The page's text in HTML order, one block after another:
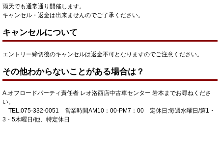
雨天でも通常通り開催します。
キャンセル・返金は出来ませんのでご了承ください。
キャンセルについて
エントリー締切後のキャンセルは返金不可となりますのでご注意ください。
その他わからないことがある場合は？
A.オフロードパーティ責任者 レオ洛西店中古車センター 岩本までお尋ねくださ
い。
TEL.075-332-0051 営業時間AM10：00-PM7：00 定休日:毎週水曜日/第1・
3・5木曜日/他、特定休日